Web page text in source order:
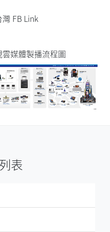
FB Link
雲媒體製播流程圖
表